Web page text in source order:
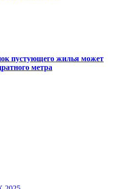
пустующего жилья может
метра